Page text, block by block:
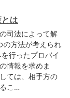
は
司法によって解
の方法が考えられ
行ったプロバイ
情報を求めま
ては、相手方の
こ...